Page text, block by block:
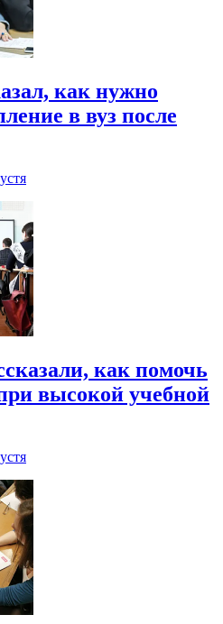
как нужно
в вуз после
как помочь
высокой учебной